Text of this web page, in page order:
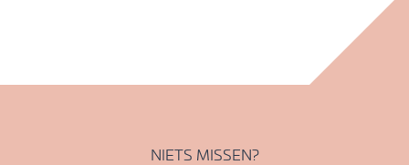
NIETS MISSEN?